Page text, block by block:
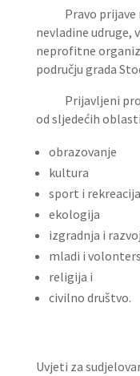
Pravo prijave
nevladine udruge,
neprofitne
području grada
Prijavljeni
od sljedećih
obrazovanje
kultura
sport i rekreacija
ekologija
izgradnja i
mladi i
religija i
civilno društvo.
Uvjeti za